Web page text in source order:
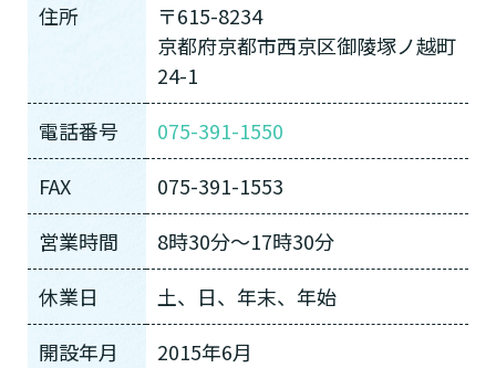
住所
〒615-8234
京都府京都市西京区御陵塚ノ越町
24-1
電話番号
075-391-1550
FAX
075-391-1553
営業時間
8時30分〜17時30分
休業日
土、日、年末、年始
開設年月
2015年6月